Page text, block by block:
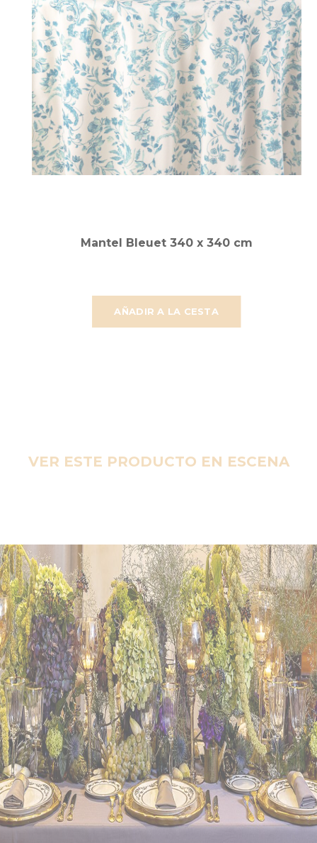
AÑADIR A LA CESTA
Mantel Bleuet 340 x 340 cm
VER ESTE PRODUCTO EN ESCENA